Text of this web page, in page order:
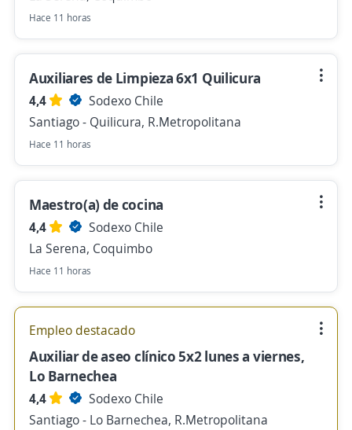
Hace 11 horas
Auxiliares de Limpieza 6x1 Quilicura
4,4
Sodexo Chile
Santiago - Quilicura, R.Metropolitana
Hace 11 horas
Maestro(a) de cocina
4,4
Sodexo Chile
La Serena, Coquimbo
Hace 11 horas
Empleo destacado
Auxiliar de aseo clínico 5x2 lunes a viernes,
Lo Barnechea
4,4
Sodexo Chile
Santiago - Lo Barnechea, R.Metropolitana